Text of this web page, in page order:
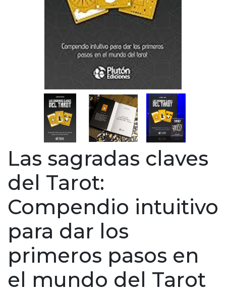
Las sagradas claves
del Tarot:
Compendio intuitivo
para dar los
primeros pasos en
el mundo del Tarot